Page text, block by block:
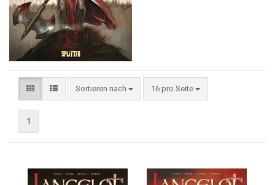
Sortieren nach 16 pro Seite
1